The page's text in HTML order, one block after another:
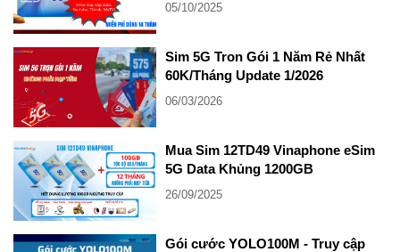
05/10/2025
Sim 5G Tron Gói 1 Năm Rẻ Nhất
60K/Tháng Update 1/2026
06/03/2026
Mua Sim 12TD49 Vinaphone eSim
5G Data Khủng 1200GB
26/09/2025
Gói cước YOLO100M - Truy cập